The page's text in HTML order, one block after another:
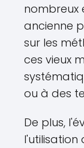
nombreux
ancienne
sur les
ces vieux
ou à des
De plus,
l'utilisation